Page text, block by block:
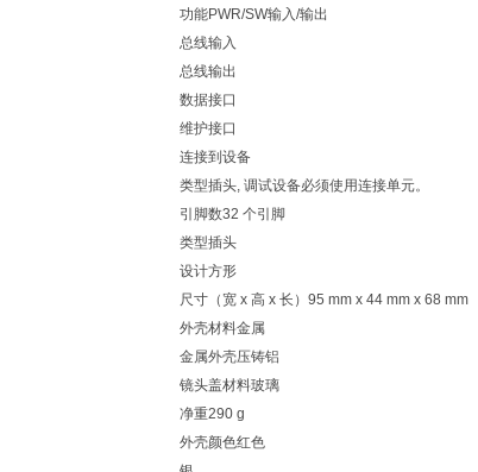
功能PWR/SW输入/输出
总线输入
总线输出
数据接口
维护接口
连接到设备
类型插头, 调试设备必须使用连接单元。
引脚数32 个引脚
类型插头
设计方形
尺寸（宽 x 高 x 长） 95 mm x 44 mm x 68 mm
外壳材料金属
金属外壳压铸铝
镜头盖材料玻璃
净重290 g
外壳颜色红色